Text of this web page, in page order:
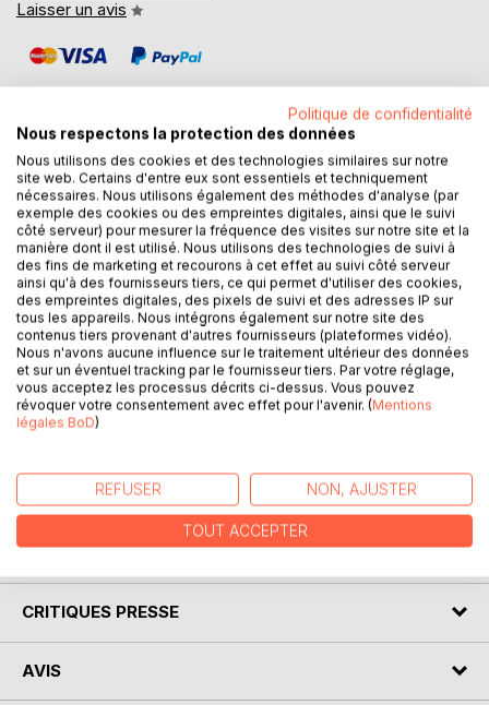
Laisser un avis
DESCRIPTION
Écrits dans une langue élégante et imagée, les poèmes
présentés dans ce livre illustrent et explicitent (parfois en
les contredisant malicieusement) les idées du mystique
moderne Douglas Harding et du philosophe Emmanuel
Levinas. Les thèmes de l'autre, de la conscience, de
l'amour, de l'errance, de la mort, etc., sont traités de
manière originale, souvent avec un brin d'humour
provocateur. Ce livre ne s'adresse pas seulement aux
personnes s'intéressant à la philosophie ou à une
apprécient le raffinement d'un langage à la fois précieux et
AUTEUR(S)
CRITIQUES PRESSE
AVIS
Politique de confidentialité
Nous respectons la protection des données
Nous utilisons des cookies et des technologies similaires sur notre
site web. Certains d'entre eux sont essentiels et techniquement
nécessaires. Nous utilisons également des méthodes d'analyse (par
exemple des cookies ou des empreintes digitales, ainsi que le suivi
côté serveur) pour mesurer la fréquence des visites sur notre site et la
manière dont il est utilisé. Nous utilisons des technologies de suivi à
des fins de marketing et recourons à cet effet au suivi côté serveur
ainsi qu'à des fournisseurs tiers, ce qui permet d'utiliser des cookies,
des empreintes digitales, des pixels de suivi et des adresses IP sur
tous les appareils. Nous intégrons également sur notre site des
contenus tiers provenant d'autres fournisseurs (plateformes vidéo).
Nous n'avons aucune influence sur le traitement ultérieur des données
et sur un éventuel tracking par le fournisseur tiers. Par votre réglage,
vous acceptez les processus décrits ci-dessus. Vous pouvez
révoquer votre consentement avec effet pour l'avenir. (Mentions
légales BoD)
REFUSER NON, AJUSTER
TOUT ACCEPTER